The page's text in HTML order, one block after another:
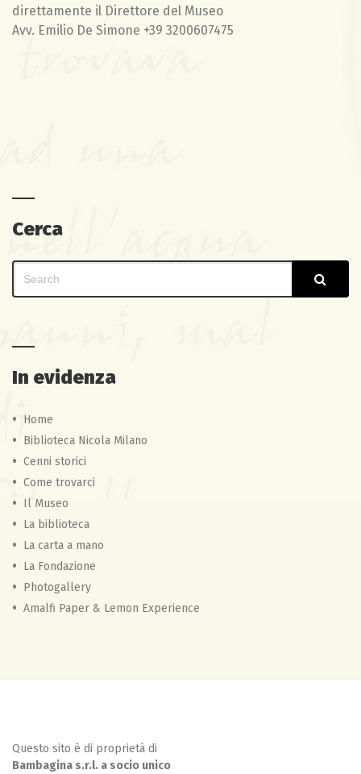
direttamente il Direttore del Museo
Avv. Emilio De Simone +39 3200607475
Cerca
Search
for:
In evidenza
Home
Biblioteca Nicola Milano
Cenni storici
Come trovarci
Il Museo
La biblioteca
La carta a mano
La Fondazione
Photogallery
Amalfi Paper & Lemon Experience
Questo sito è di proprietà di
Bambagina s.r.l. a socio unico